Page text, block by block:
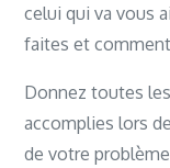
celui qui va vous
faites et
Donnez toutes
accomplies lors
de votre